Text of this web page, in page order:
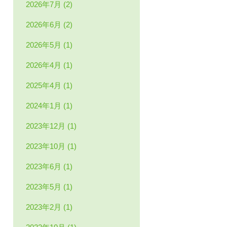
2026年7月 (2)
2026年6月 (2)
2026年5月 (1)
2026年4月 (1)
2025年4月 (1)
2024年1月 (1)
2023年12月 (1)
2023年10月 (1)
2023年6月 (1)
2023年5月 (1)
2023年2月 (1)